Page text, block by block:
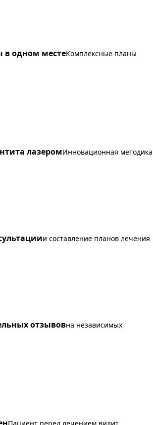
в одном местеКомплексные планы
лазеромИнновационная методика
и составление планов лечения
отзывовна независимых
Пациент перед лечением видит